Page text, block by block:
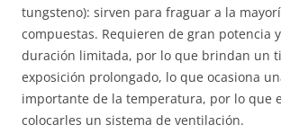
tungsteno): sirven para fraguar a la
compuestas. Requieren de gran potencia
duración limitada, por lo que brindan un
exposición prolongado, lo que ocasiona
importante de la temperatura, por lo que
colocarles un sistema de ventilación.